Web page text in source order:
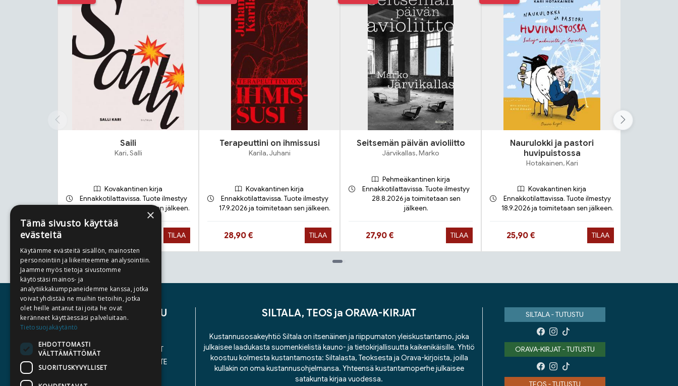
Saili
Kari, Salli
Kovakantinen kirja
Ennakkotilattavissa. Tuote ilmestyy
21.9.2026 ja toimitetaan sen jälkeen.
TILAA
Terapeuttini on ihmissusi
Karila, Juhani
Kovakantinen kirja
Ennakkotilattavissa. Tuote ilmestyy
17.9.2026 ja toimitetaan sen jälkeen.
Hinta nyt
28,90 € TILAA
Seitsemän päivän avioliitto
Järvikallas, Marko
Pehmeäkantinen kirja
Ennakkotilattavissa. Tuote ilmestyy
28.8.2026 ja toimitetaan sen
jälkeen.
Hinta nyt
27,90 € TILAA
Naurulokki ja pastori
huvipuistossa
Hotakainen, Kari
Kovakantinen kirja
Ennakkotilattavissa. Tuote ilmestyy
18.9.2026 ja toimitetaan sen jälkeen.
Hinta nyt
25,90 € TILAA
Tuoteluettelon loppu
ASIAKASPALVELU
YLEISET TOIMITUSEHDOT
SAAVUTETTAVUUSSELOSTE
SILTALA, TEOS ja ORAVA-KIRJAT
Kustannusosakeyhtiö Siltala on itsenäinen ja riippumaton yleiskustantamo, joka
julkaisee laadukasta suomenkielistä kauno- ja tietokirjallisuutta kaikenikäisille. Yhtiö
koostuu kolmesta kustantamosta: Siltalasta, Teoksesta ja Orava-kirjoista, joilla
kullakin on oma kustannusohjelmansa. Yhteensä kustantamoperhe julkaisee
satakunta kirjaa vuodessa.
SILTALA - TUTUSTU
ORAVA-KIRJAT - TUTUSTU
TEOS - TUTUSTU
×
Tämä sivusto käyttää
evästeitä
Käytämme evästeitä sisällön, mainosten
personointiin ja liikenteemme analysointiin.
Jaamme myös tietoja sivustomme
käytöstäsi mainos- ja
analytiikkakumppaneidemme kanssa, jotka
voivat yhdistää ne muihin tietoihin, jotka
olet heille antanut tai joita he ovat
keränneet käyttäessäsi palveluitaan.
Tietosuojakäytäntö
EHDOTTOMASTI
VÄLTTÄMÄTTÖMÄT
SUORITUSKYVYLLISET